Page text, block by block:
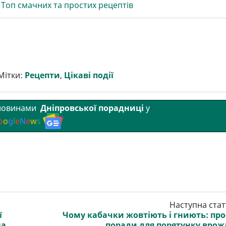
смачних та простих рецептів
Рецепти, Цікаві події
Дніпровської порадниці у
ogleNews
Наступна
Чому кабачки жовтіють і гниють: